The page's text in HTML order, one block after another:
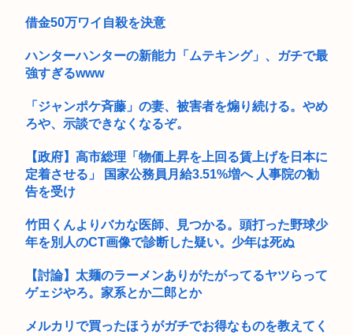
借金50万ワイ自殺を決意
ハンターハンターの新能力「ムテキング」、ガチで最
強すぎるwww
「ジャンポケ斉藤」の妻、被害者を煽り続ける。やめ
ろや、示談できなくなるぞ。
【政府】高市総理「物価上昇を上回る賃上げを日本に
定着させる」 国家公務員月給3.51%増へ 人事院の勧
告を受け
竹田くんよりバカな医師、見つかる。頭打った野球少
年を別人のCT画像で診断した疑い。少年は死ぬ
【討論】太麺のラーメンありがたがってるヤツらって
ゲェジやろ。家系とか二郎とか
メルカリで買ったほうがガチでお得なものを教えてく